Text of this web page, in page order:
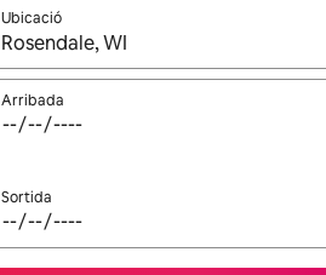
Ubicació
Quan els resultats estiguin disponibles,
Arribada
Sortida